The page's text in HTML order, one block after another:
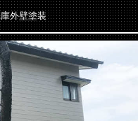
外壁塗装